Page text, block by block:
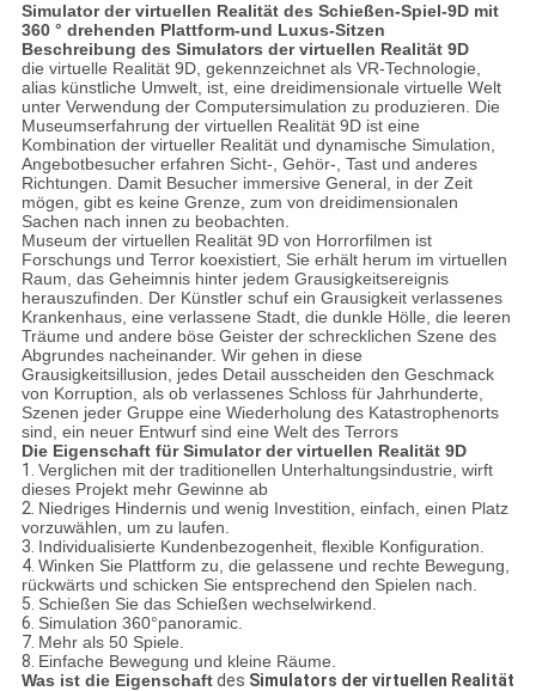
Simulator der virtuellen Realität des Schießen-Spiel-9D mit
360 ° drehenden Plattform-und Luxus-Sitzen
Beschreibung des Simulators der virtuellen Realität 9D
die virtuelle Realität 9D, gekennzeichnet als VR-Technologie,
alias künstliche Umwelt, ist, eine dreidimensionale virtuelle Welt
unter Verwendung der Computersimulation zu produzieren. Die
Museumserfahrung der virtuellen Realität 9D ist eine
Kombination der virtueller Realität und dynamische Simulation,
Angebotbesucher erfahren Sicht-, Gehör-, Tast und anderes
Richtungen. Damit Besucher immersive General, in der Zeit
mögen, gibt es keine Grenze, zum von dreidimensionalen
Sachen nach innen zu beobachten.
Museum der virtuellen Realität 9D von Horrorfilmen ist
Forschungs und Terror koexistiert, Sie erhält herum im virtuellen
Raum, das Geheimnis hinter jedem Grausigkeitsereignis
herauszufinden. Der Künstler schuf ein Grausigkeit verlassenes
Krankenhaus, eine verlassene Stadt, die dunkle Hölle, die leeren
Träume und andere böse Geister der schrecklichen Szene des
Abgrundes nacheinander. Wir gehen in diese
Grausigkeitsillusion, jedes Detail ausscheiden den Geschmack
von Korruption, als ob verlassenes Schloss für Jahrhunderte,
Szenen jeder Gruppe eine Wiederholung des Katastrophenorts
sind, ein neuer Entwurf sind eine Welt des Terrors
Die Eigenschaft für Simulator der virtuellen Realität 9D
1. Verglichen mit der traditionellen Unterhaltungsindustrie, wirft
dieses Projekt mehr Gewinne ab
2. Niedriges Hindernis und wenig Investition, einfach, einen Platz
vorzuwählen, um zu laufen.
3. Individualisierte Kundenbezogenheit, flexible Konfiguration.
4. Winken Sie Plattform zu, die gelassene und rechte Bewegung,
rückwärts und schicken Sie entsprechend den Spielen nach.
5. Schießen Sie das Schießen wechselwirkend.
6. Simulation 360°panoramic.
7. Mehr als 50 Spiele.
8. Einfache Bewegung und kleine Räume.
Was ist die Eigenschaftdes Simulators der virtuellen Realität